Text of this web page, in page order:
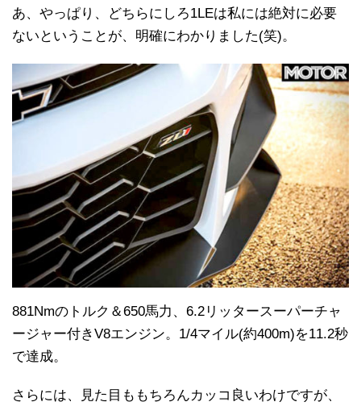
あ、やっぱり、どちらにしろ1LEは私には絶対に必要
ないということが、明確にわかりました(笑)。
881Nmのトルク＆650馬力、6.2リッタースーパーチャ
ージャー付きV8エンジン。1/4マイル(約400m)を11.2秒
で達成。
さらには、見た目ももちろんカッコ良いわけですが、